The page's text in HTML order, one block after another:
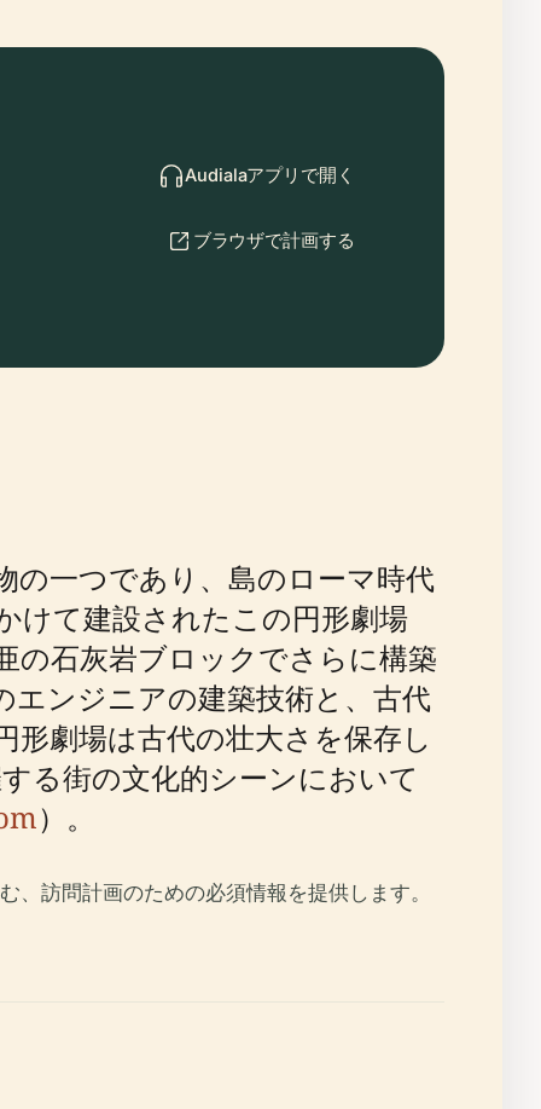
Audialaアプリで開く
ブラウザで計画する
の一つであり、島のローマ時代
けて建設されたこの円形劇場
の石灰岩ブロックでさらに構築
エンジニアの建築技術と、古代
劇場は古代の壮大さを保存し
る街の文化的シーンにおいて
）。
訪問計画のための必須情報を提供します。